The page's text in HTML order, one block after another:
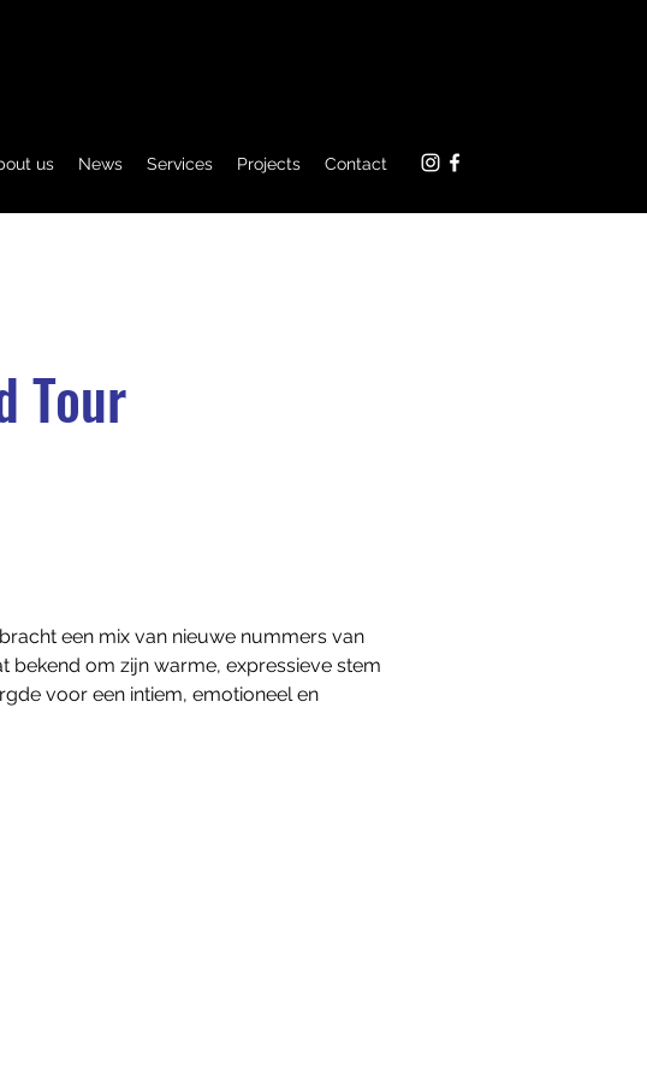
us News Services Projects Contact
Tour
een mix van nieuwe nummers van
bekend om zijn warme, expressieve stem
voor een intiem, emotioneel en